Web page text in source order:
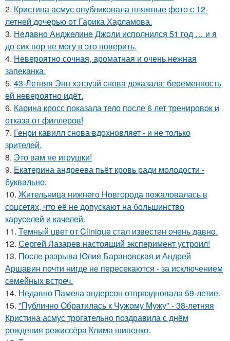
2. Кристина асмус опубликовала пляжные фото с 12-
летней дочерью от Гарика Харламова.
3. Недавно Анджелине Джоли исполнился 51 год … и я
до сих пор не могу в это поверить.
4. Невероятно сочная, ароматная и очень нежная
запеканка.
5. 43-Летняя Энн хэтэуэй снова доказала: беременность
ей невероятно идёт.
6. Карина кросс показала тело после 6 лет тренировок и
отказа от филлеров!
7. Генри кавилл снова вдохновляет - и не только
зрителей.
8. Это вам не игрушки!
9. Екатерина андреева пьёт кровь ради молодости -
буквально.
10. Жительница нижнего Новгорода пожаловалась в
соцсетях, что её не допускают на большинство
каруселей и качелей.
11. Темный цвет от Clinique стал известен очень давно.
12. Сергей Лазарев настоящий эксперимент устроил!
13. После разрыва Юлия Барановская и Андрей
Аршавин почти нигде не пересекаются - за исключением
семейных встреч.
14. Недавно Памела андерсон отпраздновала 59-летие.
15. "Публично Обратилась к Чужому Мужу" - 38-летняя
Кристина асмус трогательно поздравила с днём
рождения режиссёра Клима шипенко.